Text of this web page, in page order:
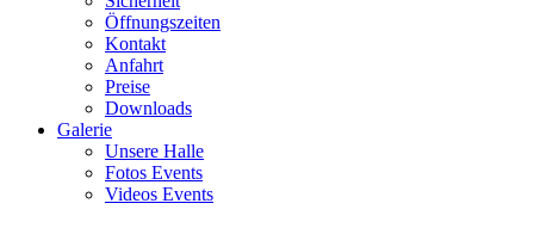
Öffnungszeiten
Kontakt
Anfahrt
Preise
Downloads
Galerie
Unsere Halle
Fotos Events
Videos Events